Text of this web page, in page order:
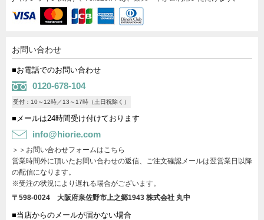
お問い合わせ
■お電話でのお問い合わせ
0120-678-104
受付：10～12時／13～17時（土日祝除く）
■メールは24時間受け付けております
info@hiorie.com
＞＞お問い合わせフォームはこちら
営業時間外に頂いたお問い合わせの返信、ご注文確認メールは翌営業日以降
の配信になります。
※受注の状況により遅れる場合がございます。
〒598-0024 大阪府泉佐野市上之郷1943 株式会社 丸中
■当店からのメールが届かない場合